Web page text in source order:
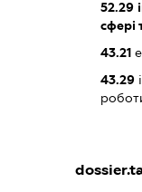
52.29
сфері
43.21
43.29